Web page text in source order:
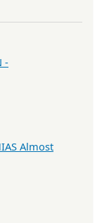
-
Almost